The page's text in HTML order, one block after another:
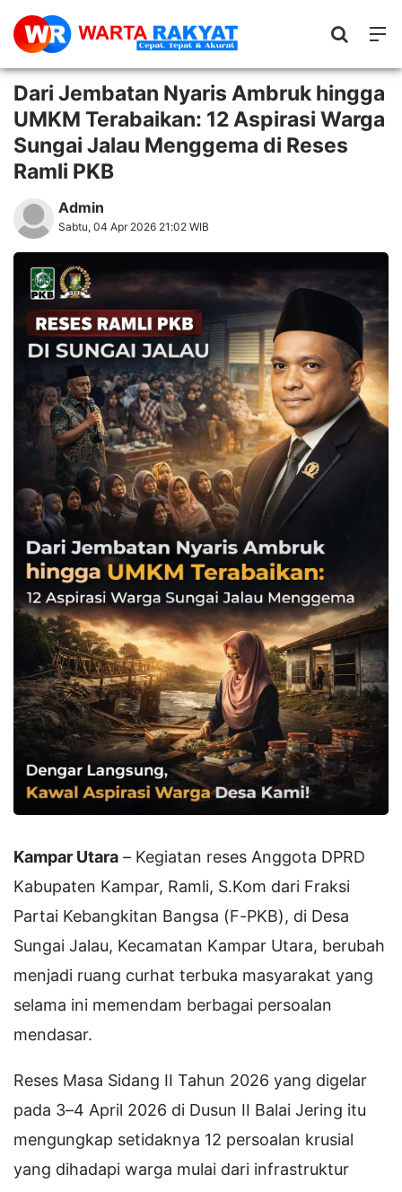
Dari Jembatan Nyaris Ambruk hingga
UMKM Terabaikan: 12 Aspirasi Warga
Sungai Jalau Menggema di Reses
Ramli PKB
Admin
Sabtu, 04 Apr 2026 21:02 WIB
Kampar Utara – Kegiatan reses Anggota DPRD
Kabupaten Kampar, Ramli, S.Kom dari Fraksi
Partai Kebangkitan Bangsa (F-PKB), di Desa
Sungai Jalau, Kecamatan Kampar Utara, berubah
menjadi ruang curhat terbuka masyarakat yang
selama ini memendam berbagai persoalan
mendasar.
Reses Masa Sidang II Tahun 2026 yang digelar
pada 3–4 April 2026 di Dusun II Balai Jering itu
mengungkap setidaknya 12 persoalan krusial
yang dihadapi warga mulai dari infrastruktur